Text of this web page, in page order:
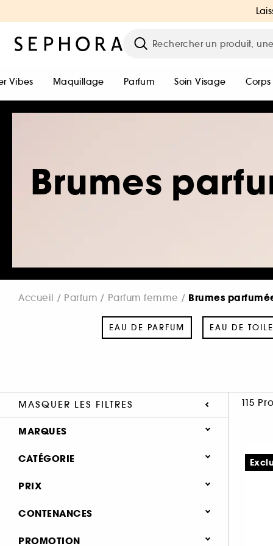
Vibes Maquillage Parfum Soin Visage Corps
Brumes
Accueil Parfum Parfum femme Brumes
EAU DE PARFUM EAU DE
MASQUER LES FILTRES 115
MARQUES
AMIKA (1)
CATÉGORIE
Parfum
PRIX
CONTENANCES
51 - 100 ml (61)
PROMOTION
Exclu